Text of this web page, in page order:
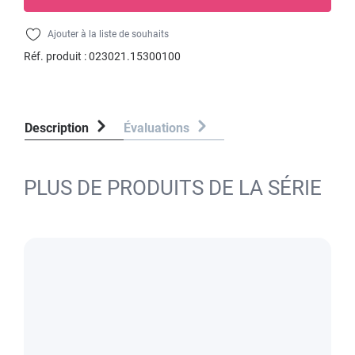
Ajouter à la liste de souhaits
Réf. produit :023021.15300100
Description Évaluations
PLUS DE PRODUITS DE LA SÉRIE